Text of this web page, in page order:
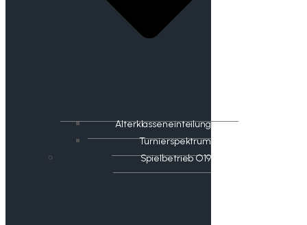
Alterklasseneinteilung
Turnierspektrum
Spielbetrieb O19